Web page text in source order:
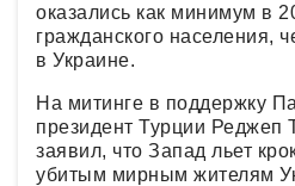
оказались как минимум в
гражданского населения,
в Украине.
На митинге в поддержку
президент Турции Реджеп
заявил, что Запад льет
убитым мирным жителям